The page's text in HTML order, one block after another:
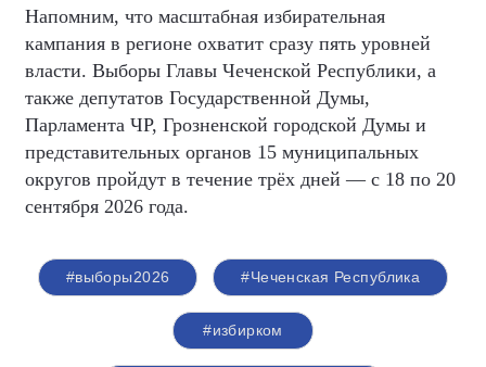
Напомним, что масштабная избирательная
кампания в регионе охватит сразу пять уровней
власти. Выборы Главы Чеченской Республики, а
также депутатов Государственной Думы,
Парламента ЧР, Грозненской городской Думы и
представительных органов 15 муниципальных
округов пройдут в течение трёх дней — с 18 по 20
сентября 2026 года.
#выборы2026 #Чеченская Республика
#избирком